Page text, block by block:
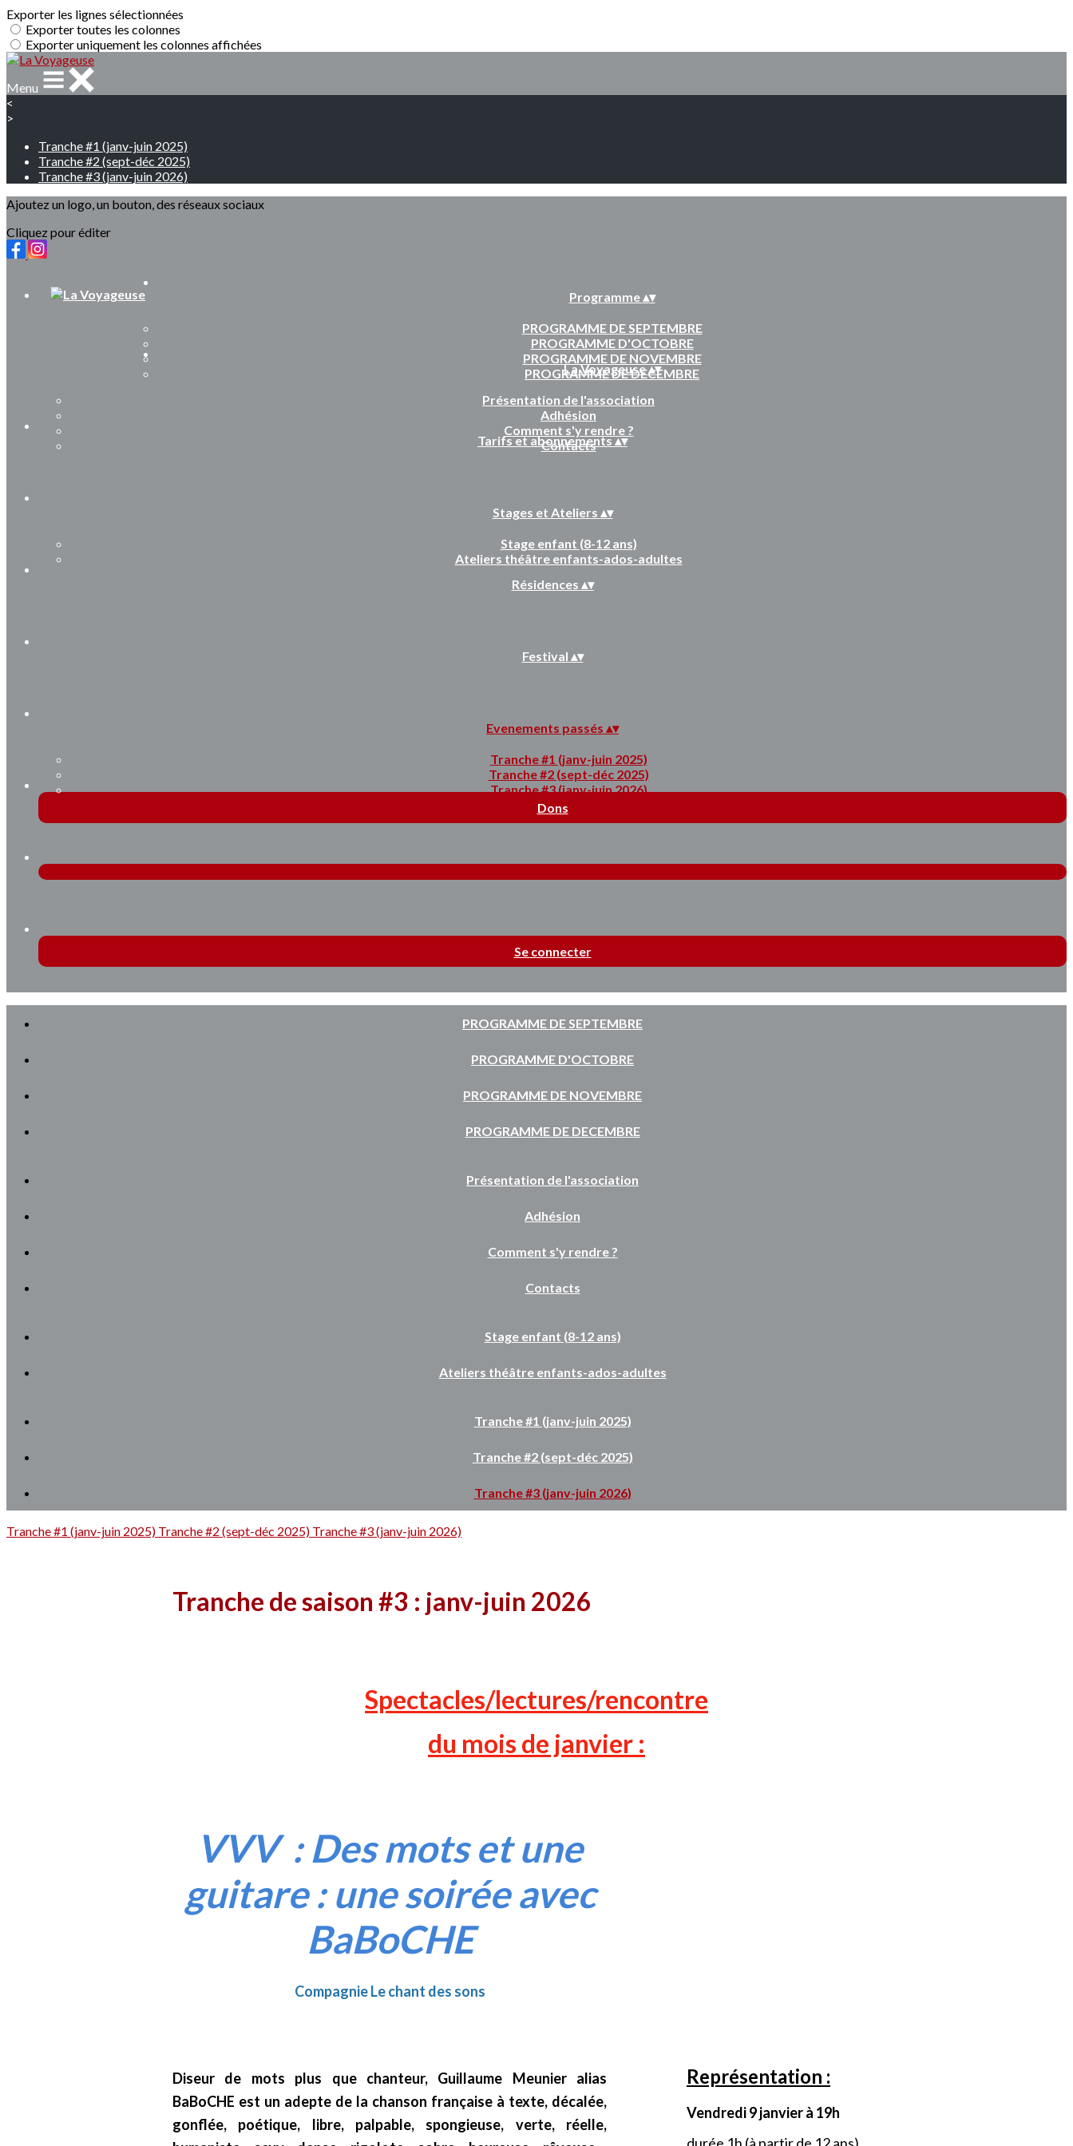
Exporter les lignes sélectionnées
Exporter toutes les colonnes
Exporter uniquement les colonnes affichées
Menu
<
>
Tranche #1 (janv-juin 2025)
Tranche #2 (sept-déc 2025)
Tranche #3 (janv-juin 2026)
Ajoutez un logo, un bouton, des réseaux sociaux
Cliquez pour éditer
Programme▴▾
PROGRAMME DE SEPTEMBRE
PROGRAMME D'OCTOBRE
PROGRAMME DE NOVEMBRE
PROGRAMME DE DECEMBRE
La Voyageuse▴▾
Présentation de l'association
Adhésion
Comment s'y rendre ?
Contacts
Tarifs et abonnements▴▾
Stages et Ateliers ▴▾
Stage enfant (8-12 ans)
Ateliers théâtre enfants-ados-adultes
Résidences ▴▾
Festival ▴▾
Evenements passés ▴▾
Tranche #1 (janv-juin 2025)
Tranche #2 (sept-déc 2025)
Tranche #3 (janv-juin 2026)
Dons
Se connecter
PROGRAMME DE SEPTEMBRE
PROGRAMME D'OCTOBRE
PROGRAMME DE NOVEMBRE
PROGRAMME DE DECEMBRE
Présentation de l'association
Adhésion
Comment s'y rendre ?
Contacts
Stage enfant (8-12 ans)
Ateliers théâtre enfants-ados-adultes
Tranche #1 (janv-juin 2025)
Tranche #2 (sept-déc 2025)
Tranche #3 (janv-juin 2026)
Tranche #1 (janv-juin 2025) Tranche #2 (sept-déc 2025) Tranche #3 (janv-juin 2026)
Tranche de saison #3 : janv-juin 2026
Spectacles/lectures/rencontre
du mois de janvier :
VVV : Des mots et une
guitare : une soirée avec
BaBoCHE
Compagnie Le chant des sons
Diseur de mots plus que chanteur, Guillaume Meunier alias
BaBoCHE est un adepte de la chanson française à texte, décalée,
gonflée, poétique, libre, palpable, spongieuse, verte, réelle,
Représentation :
Vendredi 9 janvier à 19h